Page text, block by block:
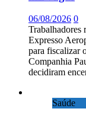
06/08/2026 0
Trabalhadores
Expresso
para fiscalizar
Companhia
decidiram
Saúde